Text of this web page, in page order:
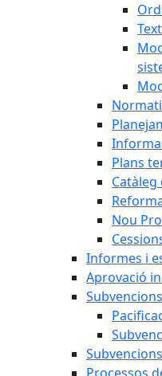
Plans
Catàleg
Nou
Informes i
Aprovació
Subvencions